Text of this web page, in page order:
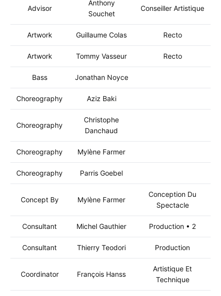
Advisor
Anthony
Souchet
Conseiller Artistique
Artwork Guillaume Colas Recto
Artwork Tommy Vasseur Recto
Bass Jonathan Noyce
Choreography Aziz Baki
Choreography
Christophe
Danchaud
Choreography Mylène Farmer
Choreography Parris Goebel
Concept By Mylène Farmer
Conception Du
Spectacle
Consultant Michel Gauthier Production • 2
Consultant Thierry Teodori Production
Coordinator François Hanss
Artistique Et
Technique